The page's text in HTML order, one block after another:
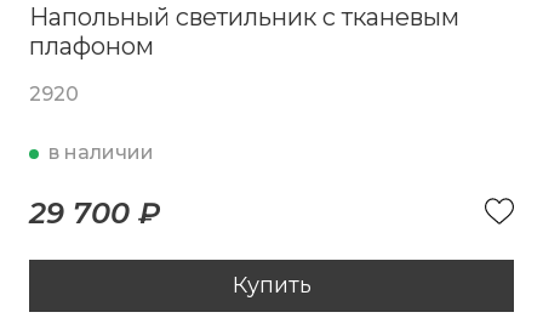
Напольный светильник с тканевым
плафоном
2920
в наличии
29 700 ₽
Купить